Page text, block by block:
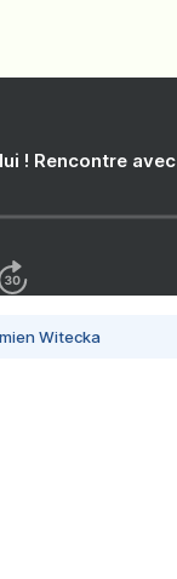
! Rencontre
Witecka